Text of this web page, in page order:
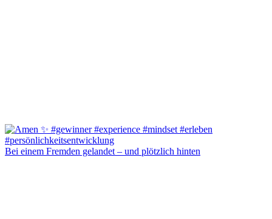
Bei einem Fremden gelandet – und plötzlich hinten